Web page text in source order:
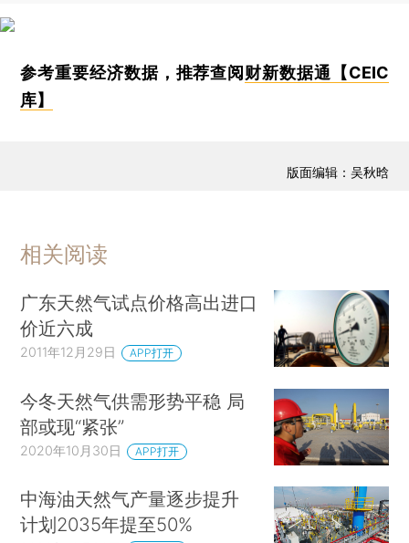
参考重要经济数据，推荐查阅财新数据通【CEIC
库】
版面编辑：吴秋晗
相关阅读
广东天然气试点价格高出进口
价近六成
2011年12月29日 APP打开
今冬天然气供需形势平稳 局
部或现“紧张”
2020年10月30日 APP打开
中海油天然气产量逐步提升
计划2035年提至50%